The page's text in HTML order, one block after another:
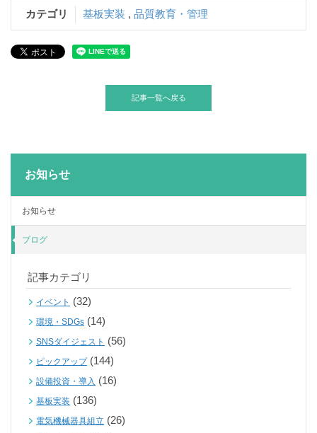
カテゴリ 基板実装 , 品質教育・管理
記事一覧へ戻る
お知らせ
お知らせ
ブログ
記事カテゴリ
イベント (32)
環境・SDGs (14)
SNSダイジェスト (56)
ピックアップ(144)
設備投資・導入 (16)
基板実装 (136)
電気機械器具組立 (26)